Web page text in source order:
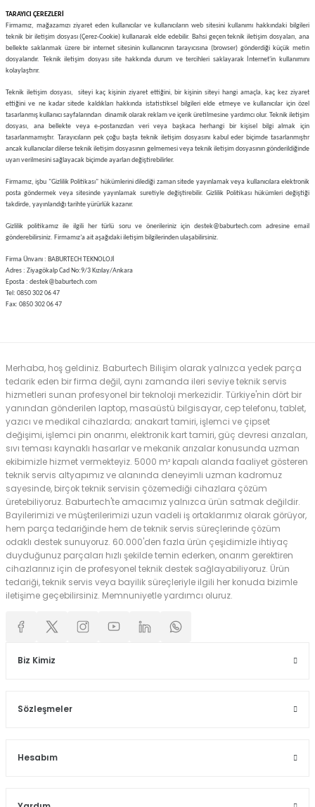
TARAYICI ÇEREZLERİ
Firmamız, mağazamızı ziyaret eden kullanıcılar ve kullanıcıların web sitesini kullanımı hakkındaki bilgileri
teknik bir iletişim dosyası (Çerez-Cookie) kullanarak elde edebilir. Bahsi geçen teknik iletişim dosyaları, ana
bellekte saklanmak üzere bir internet sitesinin kullanıcının tarayıcısına (browser) gönderdiği küçük metin
dosyalarıdır. Teknik iletişim dosyası site hakkında durum ve tercihleri saklayarak İnternet'in kullanımını
kolaylaştırır.
Teknik iletişim dosyası, siteyi kaç kişinin ziyaret ettiğini, bir kişinin siteyi hangi amaçla, kaç kez ziyaret
ettiğini ve ne kadar sitede kaldıkları hakkında istatistiksel bilgileri elde etmeye ve kullanıcılar için özel
tasarlanmış kullanıcı sayfalarından dinamik olarak reklam ve içerik üretilmesine yardımcı olur. Teknik iletişim
dosyası, ana bellekte veya e-postanızdan veri veya başkaca herhangi bir kişisel bilgi almak için
tasarlanmamıştır. Tarayıcıların pek çoğu başta teknik iletişim dosyasını kabul eder biçimde tasarlanmıştır
ancak kullanıcılar dilerse teknik iletişim dosyasının gelmemesi veya teknik iletişim dosyasının gönderildiğinde
uyarı verilmesini sağlayacak biçimde ayarları değiştirebilirler.
Firmamız, işbu "Gizlilik Politikası" hükümlerini dilediği zaman sitede yayınlamak veya kullanıcılara elektronik
posta göndermek veya sitesinde yayınlamak suretiyle değiştirebilir. Gizlilik Politikası hükümleri değiştiği
takdirde, yayınlandığı tarihte yürürlük kazanır.
Gizlilik politikamız ile ilgili her türlü soru ve önerileriniz için destek@baburtech.com adresine email
gönderebilirsiniz. Firmamız’a ait aşağıdaki iletişim bilgilerinden ulaşabilirsiniz.
Firma Ünvanı : BABURTECH TEKNOLOJİ
Adres : Ziyagökalp Cad No:9/3 Kızılay/Ankara
Eposta : destek@baburtech.com
Tel: 0850 302 06 47
Fax: 0850 302 06 47
Merhaba, hoş geldiniz. Baburtech Bilişim olarak yalnızca yedek parça
tedarik eden bir firma değil, aynı zamanda ileri seviye teknik servis
hizmetleri sunan profesyonel bir teknoloji merkezidir. Türkiye'nin dört bir
yanından gönderilen laptop, masaüstü bilgisayar, cep telefonu, tablet,
yazıcı ve medikal cihazlarda; anakart tamiri, işlemci ve çipset
değişimi, işlemci pin onarımı, elektronik kart tamiri, güç devresi arızaları,
sıvı teması kaynaklı hasarlar ve mekanik arızalar konusunda uzman
ekibimizle hizmet vermekteyiz. 5000 m² kapalı alanda faaliyet gösteren
teknik servis altyapımız ve alanında deneyimli uzman kadromuz
sayesinde, birçok teknik servisin çözemediği cihazlara çözüm
üretebiliyoruz. Baburtech'te amacımız yalnızca ürün satmak değildir.
Bayilerimizi ve müşterilerimizi uzun vadeli iş ortaklarımız olarak görüyor,
hem parça tedariğinde hem de teknik servis süreçlerinde çözüm
odaklı destek sunuyoruz. 60.000'den fazla ürün çeşidimizle ihtiyaç
duyduğunuz parçaları hızlı şekilde temin ederken, onarım gerektiren
cihazlarınız için de profesyonel teknik destek sağlayabiliyoruz. Ürün
tedariği, teknik servis veya bayilik süreçleriyle ilgili her konuda bizimle
iletişime geçebilirsiniz. Memnuniyetle yardımcı oluruz.
Biz Kimiz
Sözleşmeler
Hesabım